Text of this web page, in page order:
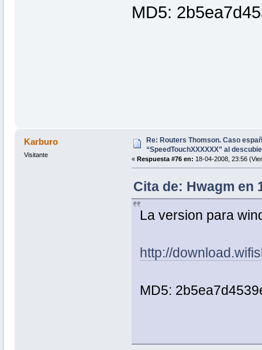
MD5:
Karburo
Visitante
Re: Routers Thomson. Caso
“SpeedTouchXXXXXX” al
« Respuesta #76 en: 18-04-2008, 23:56
Cita de: Hwagm en
La version para
http://
MD5: